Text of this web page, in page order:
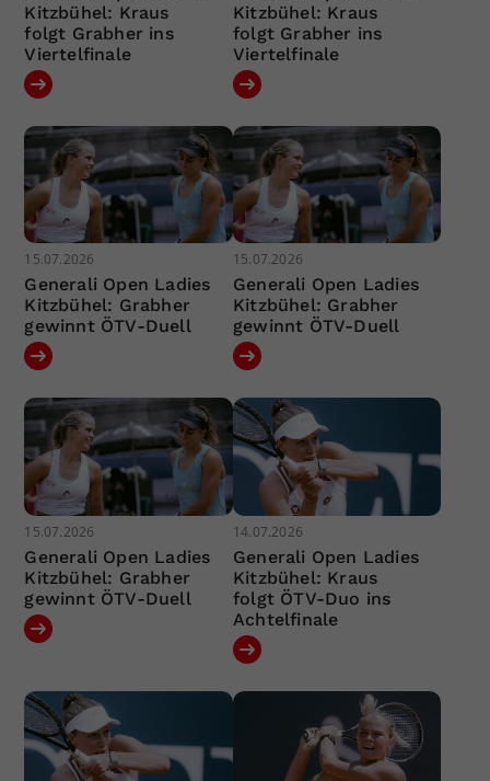
Kitzbühel: Kraus
folgt Grabher ins
Viertelfinale
Kitzbühel: Kraus
folgt Grabher ins
Viertelfinale
15.07.2026
Generali Open Ladies
Kitzbühel: Grabher
gewinnt ÖTV-Duell
15.07.2026
Generali Open Ladies
Kitzbühel: Grabher
gewinnt ÖTV-Duell
15.07.2026
Generali Open Ladies
Kitzbühel: Grabher
gewinnt ÖTV-Duell
14.07.2026
Generali Open Ladies
Kitzbühel: Kraus
folgt ÖTV-Duo ins
Achtelfinale